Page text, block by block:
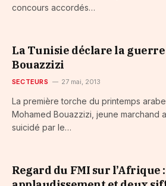
concours accordés…
La Tunisie déclare la
Bouazzizi
SECTEURS 27 mai, 2013
La première torche du printemps
Mohamed Bouazzizi, jeune marchand
suicidé par le…
Regard du FMI sur l’Afrique